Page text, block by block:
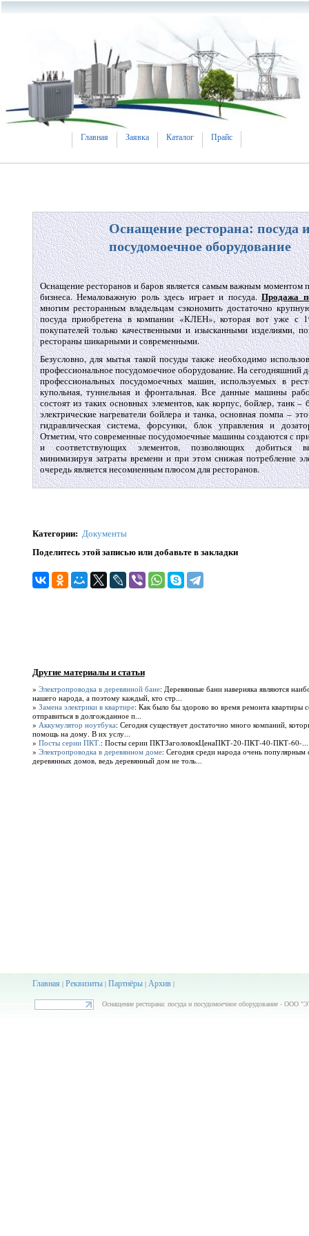
Главная Заявка Каталог Прайс
Оснащение ресторана: посуда
посудомоечное оборудование
Оснащение ресторанов и баров является самым важным моментом
бизнеса. Немаловажную роль здесь играет и посуда.Продажа
многим ресторанным владельцам сэкономить достаточно
посуда приобретена в компании «КЛЕН», которая вот уже с
покупателей только качественными и изысканными изделиями,
рестораны шикарными и современными.
Безусловно, для мытья такой посуды также необходимо
профессиональное посудомоечное оборудование. На сегодняшний
профессиональных посудомоечных машин, используемых в
купольная, туннельная и фронтальная. Все данные машины
состоят из таких основных элементов, как корпус, бойлер, танк
электрические нагреватели бойлера и танка, основная помпа –
гидравлическая система, форсунки, блок управления и
Отметим, что современные посудомоечные машины создаются с
и соответствующих элементов, позволяющих добиться
минимизируя затраты времени и при этом снижая потребление
очередь является несомненным плюсом для ресторанов.
Категории: Документы
Поделитесь этой записью или добавьте в закладки
Другие материалы и статьи
» Электропроводка в деревянной бане: Деревянные бани наверняка являются
нашего народа, а поэтому каждый, кто стр...
» Замена электрики в квартире: Как было бы здорово во время ремонта квартиры
отправиться в долгожданное п...
» Аккумулятор ноутбука: Сегодня существует достаточно много компаний,
помощь на дому. В их услу...
» Посты серии ПКТ.: Посты серии ПКТЗаголовокЦенаПКТ-20-ПКТ-40-ПКТ-60-...
» Электропроводка в деревянном доме: Сегодня среди народа очень популярным
деревянных домов, ведь деревянный дом не толь...
Главная| Реквизиты| Партнёры| Архив|
Оснащение ресторана: посуда и посудомоечное оборудование - ООО